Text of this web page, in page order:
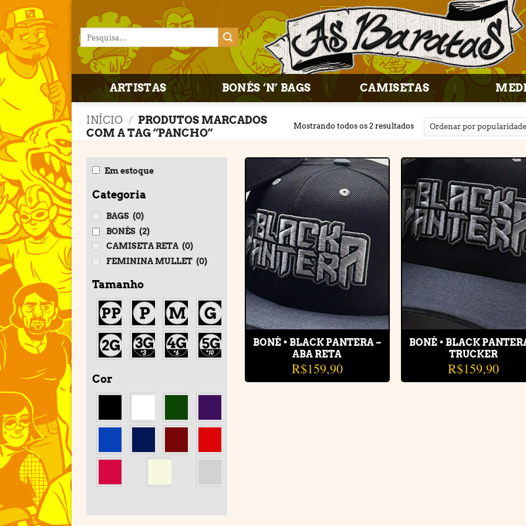
content
Pesquisar
por:
ARTISTAS BONÉS ‘N’ BAGS CAMISETAS
INÍCIO / PRODUTOS MARCADOS
COM A TAG “PANCHO”
Mostrando todos os 2 resultados
Em estoque
Categoria
BAGS (0)
BONÉS (2)
CAMISETA RETA (0)
FEMININA MULLET (0)
Tamanho
Cor
' ' ' '
' ' '
Adicionar
à lista de
desejos
BONÉ • BLACK PANTERA –
ABA RETA
R$159,90
à lista
desejos
BONÉ • BLACK
TRUCKER
R$159,90